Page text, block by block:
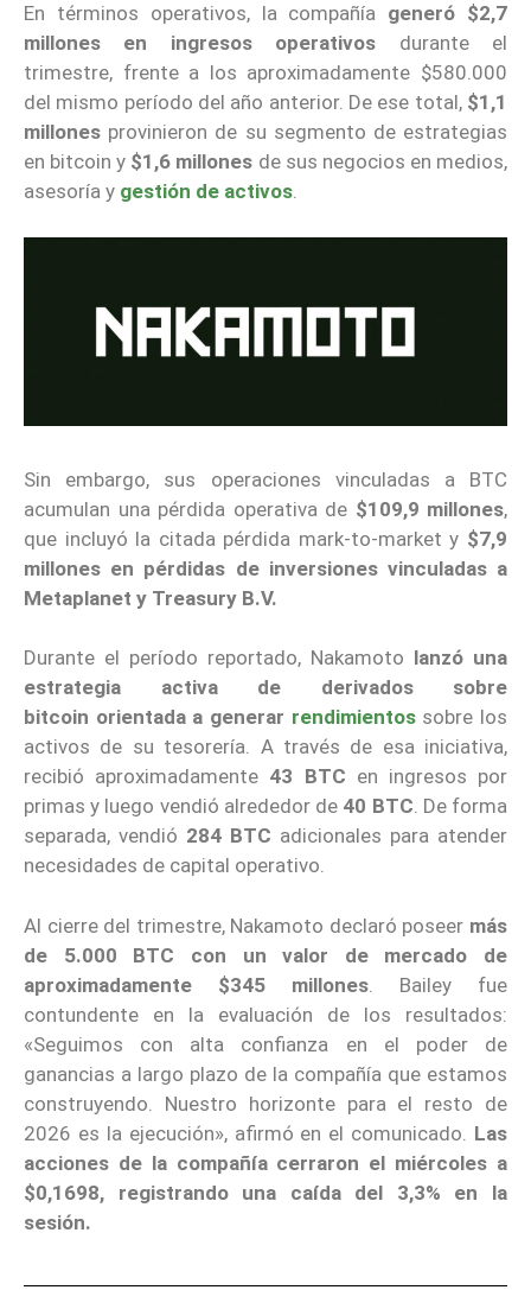
En términos operativos, la compañía generó $2,7
millones
en ingresos operativos durante el
trimestre, frente a los aproximadamente $580.000
del mismo período del año anterior. De ese total, $1,1
millones provinieron de su segmento de estrategias
en bitcoin y $1,6 millones de sus negocios en medios,
asesoría y gestión de activos.
Sin embargo, sus operaciones vinculadas a BTC
acumulan una pérdida operativa de $109,9 millones,
que incluyó la citada pérdida mark-to-market y $7,9
millones en pérdidas de inversiones vinculadas a
Metaplanet y Treasury B.V.
Durante el período reportado, Nakamoto lanzó una
estrategia activa de derivados sobre
bitcoin orientada a generar rendimientossobre los
activos de su tesorería. A través de esa iniciativa,
recibió aproximadamente 43 BTC en ingresos por
primas y luego vendió alrededor de 40 BTC. De forma
separada, vendió 284 BTC adicionales para atender
necesidades de capital operativo.
Al cierre del trimestre, Nakamoto declaró poseer más
de 5.000 BTC con un valor de mercado de
aproximadamente $345 millones . Bailey fue
contundente en la evaluación de los resultados:
«Seguimos con alta confianza en el poder de
ganancias a largo plazo de la compañía que estamos
construyendo. Nuestro horizonte para el resto de
2026 es la ejecución», afirmó en el comunicado. Las
acciones de la compañía cerraron el miércoles a
$0,1698, registrando una caída del 3,3% en la
sesión.